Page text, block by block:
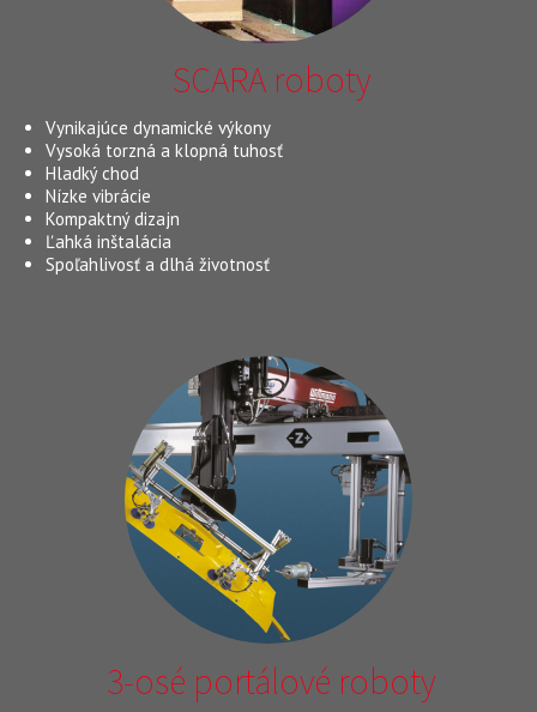
SCARA roboty
Vynikajúce dynamické výkony
Vysoká torzná a klopná tuhosť
Hladký chod
Nízke vibrácie
Kompaktný dizajn
Ľahká inštalácia
Spoľahlivosť a dlhá životnosť
3-osé portálové roboty